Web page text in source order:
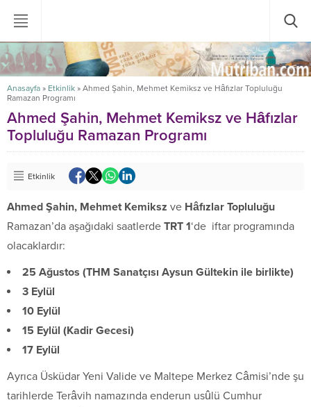
Anasayfa » Etkinlik » Ahmed Şahin, Mehmet Kemiksz ve Hâfızlar Topluluğu
Ramazan Programı
Ahmed Şahin, Mehmet Kemiksz ve Hâfızlar
Topluluğu Ramazan Programı
Etkinlik
Ahmed Şahin, Mehmet Kemiksz ve Hâfızlar Topluluğu
Ramazan’da aşağıdaki saatlerde TRT 1‘de iftar programında
olacaklardır:
25 Ağustos (THM Sanatçısı Aysun Gültekin ile birlikte)
3 Eylül
10 Eylül
15 Eylül (Kadir Gecesi)
17 Eylül
Ayrıca Üsküdar Yeni Valide ve Maltepe Merkez Câmisi’nde şu
tarihlerde Terâvih namazında enderun usûlü Cumhur